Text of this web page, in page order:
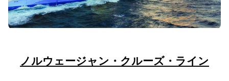
ノルウェージャン・クルーズ・ライン